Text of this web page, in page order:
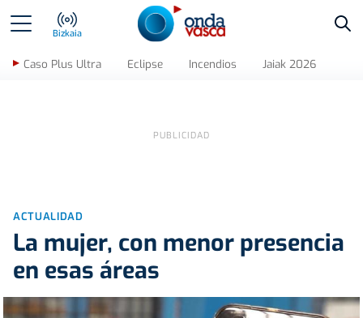
Bizkaia
Caso Plus Ultra Eclipse Incendios Jaiak 2026
ACTUALIDAD
La mujer, con menor presencia
en esas áreas